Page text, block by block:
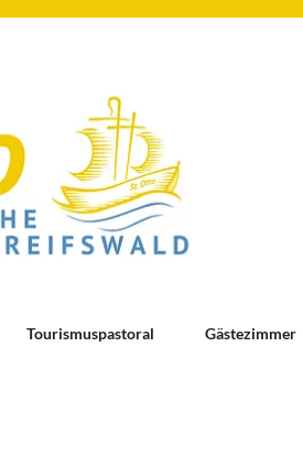
Tourismuspastoral Gästezimmer